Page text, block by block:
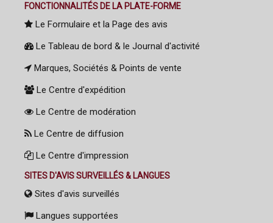
FONCTIONNALITÉS DE LA PLATE-FORME
Le Formulaire et la Page des avis
Le Tableau de bord & le Journal d'activité
Marques, Sociétés & Points de vente
Le Centre d'expédition
Le Centre de modération
Le Centre de diffusion
Le Centre d'impression
SITES D'AVIS SURVEILLÉS & LANGUES
Sites d'avis surveillés
Langues supportées